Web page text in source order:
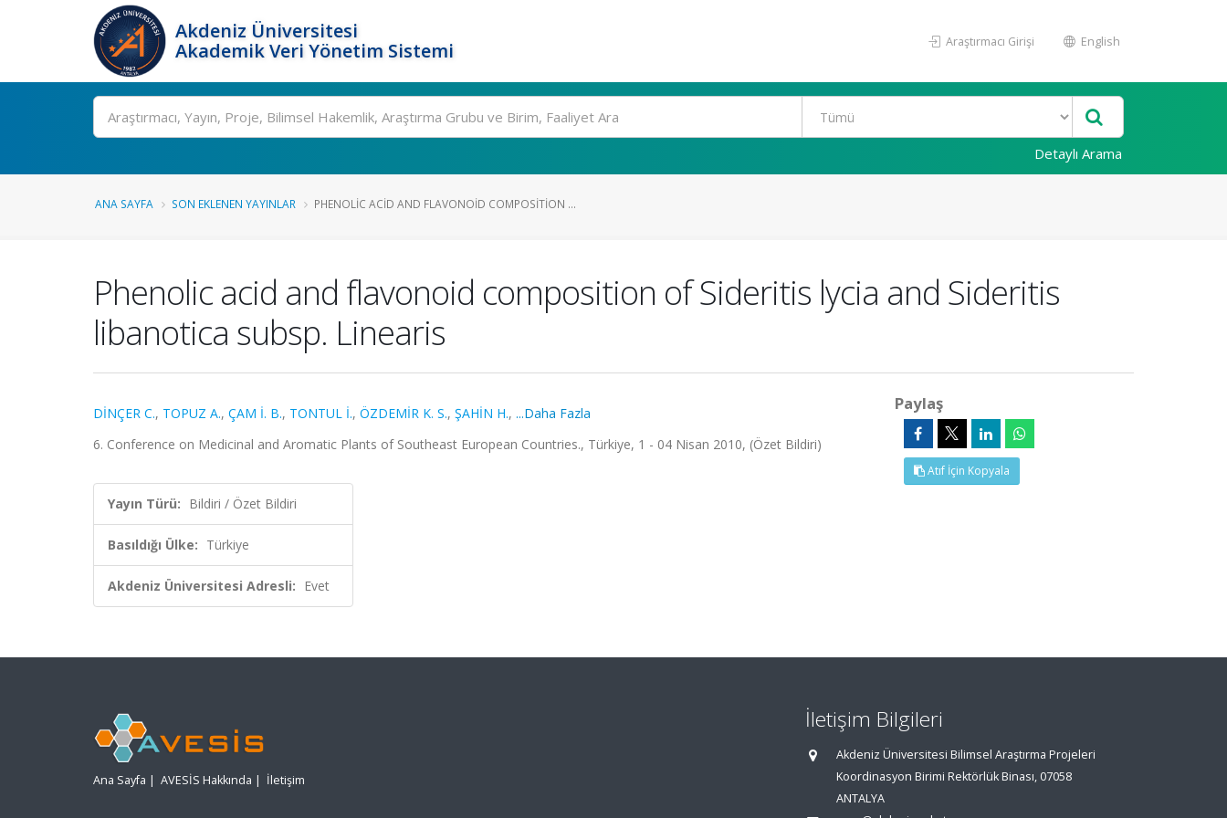
Akdeniz Üniversitesi
Akademik Veri Yönetim Sistemi
Araştırmacı Girişi English
Ara
Detaylı Arama
ANA SAYFA SON EKLENEN YAYINLAR PHENOLIC ACID AND FLAVONOID COMPOSITION ...
Phenolic acid and flavonoid composition of Sideritis lycia and Sideritis
libanotica subsp. Linearis
DİNÇER C., TOPUZ A., ÇAM İ. B., TONTUL İ., ÖZDEMİR K. S., ŞAHİN H., ...Daha Fazla
6. Conference on Medicinal and Aromatic Plants of Southeast European Countries., Türkiye, 1 - 04 Nisan 2010, (Özet Bildiri)
Yayın Türü: Bildiri / Özet Bildiri
Basıldığı Ülke: Türkiye
Akdeniz Üniversitesi Adresli: Evet
Paylaş
Atıf İçin Kopyala
Ana Sayfa | AVESİS Hakkında | İletişim
İletişim Bilgileri
Akdeniz Üniversitesi Bilimsel Araştırma Projeleri
Koordinasyon Birimi Rektörlük Binası, 07058
ANTALYA